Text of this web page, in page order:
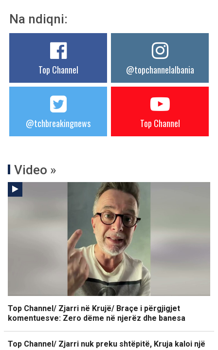
Na ndiqni:
Top Channel @topchannelalbania
@tchbreakingnews Top Channel
Video »
Top Channel/ Zjarri në Krujë/ Braçe i përgjigjet
komentuesve: Zero dëme në njerëz dhe banesa
Top Channel/ Zjarri nuk preku shtëpitë, Kruja kaloi një